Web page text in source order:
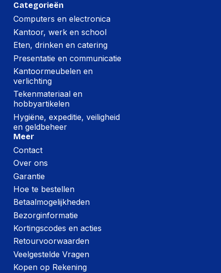
Categorieën
Computers en electronica
Kantoor, werk en school
Eten, drinken en catering
Presentatie en communicatie
Kantoormeubelen en
verlichting
Tekenmateriaal en
hobbyartikelen
Hygiëne, expeditie, veiligheid
en geldbeheer
Meer
Contact
Over ons
Garantie
Hoe te bestellen
Betaalmogelijkheden
Bezorginformatie
Kortingscodes en acties
Retourvoorwaarden
Veelgestelde Vragen
Kopen op Rekening